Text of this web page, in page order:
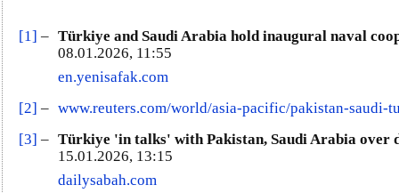
[1] – Türkiye and Saudi Arabia hold inaugural naval
08.01.2026, 11:55
en.yenisafak.com
[2] – www.reuters.com/world/asia-pacific/pakistan-
[3] – Türkiye 'in talks' with Pakistan, Saudi Arabia over
15.01.2026, 13:15
dailysabah.com